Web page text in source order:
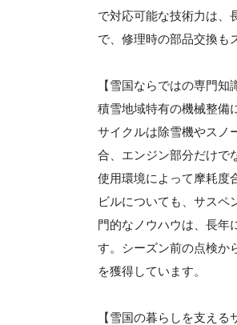
で対応可能な技術力は、
で、修理時の部品交換も
【雪国ならではの専門知
積雪地域特有の機械整備
サイクルは除雪機やスノ
合、エンジン部分だけで
使用環境によって摩耗度
ビルについても、サスペ
門的なノウハウは、長年
す。シーズン前の点検か
を獲得しています。
【雪国の暮らしを支える